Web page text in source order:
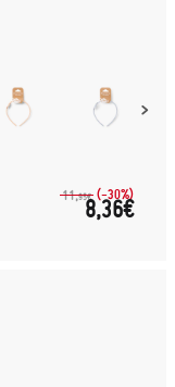
11,95€ (-30%)
8,36€